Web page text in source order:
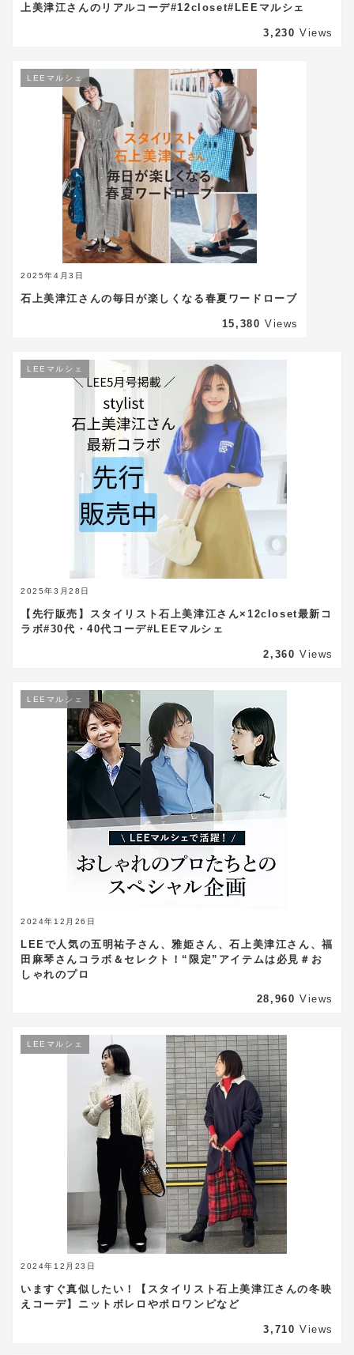
上美津江さんのリアルコーデ#12closet#LEEマルシェ
3,230 Views
2025年4月3日
LEEマルシェ
石上美津江さんの毎日が楽しくなる春夏ワードローブ
15,380 Views
2025年3月28日
LEEマルシェ
【先行販売】スタイリスト石上美津江さん×12closet最新コ
ラボ#30代・40代コーデ#LEEマルシェ
2,360 Views
2024年12月26日
LEEマルシェ
LEEで人気の五明祐子さん、雅姫さん、石上美津江さん、福
田麻琴さんコラボ＆セレクト！“限定”アイテムは必見＃お
しゃれのプロ
28,960 Views
2024年12月23日
LEEマルシェ
いますぐ真似したい！【スタイリスト石上美津江さんの冬映
えコーデ】ニットボレロやポロワンピなど
3,710 Views